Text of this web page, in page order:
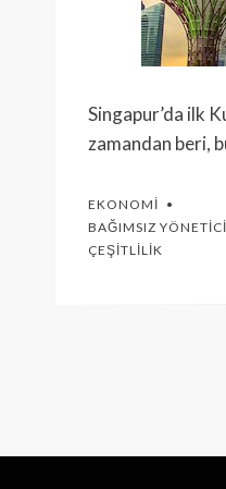
Singapur’da ilk
zamandan beri,
EKONOMI
BAĞIMSIZ
ÇEŞITLILIK